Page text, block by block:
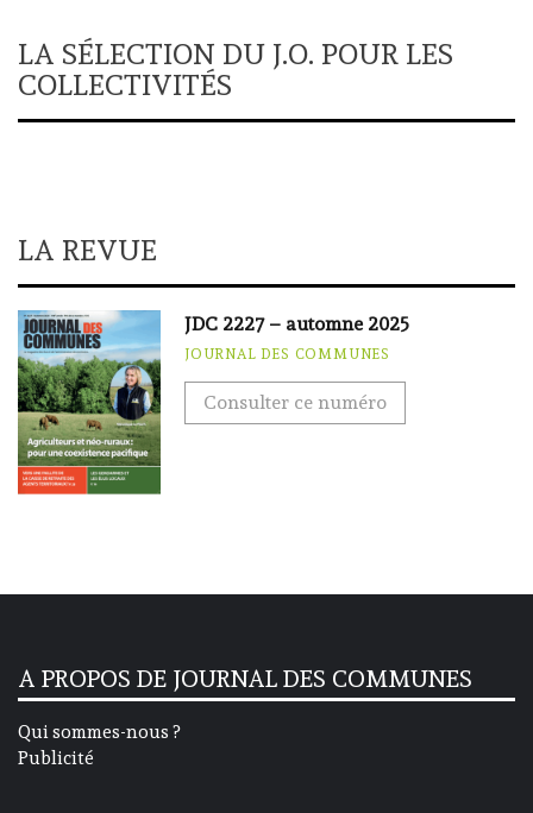
LA SÉLECTION DU J.O. POUR LES
COLLECTIVITÉS
LA REVUE
JDC 2227 – automne 2025
JOURNAL DES COMMUNES
Consulter ce numéro
A PROPOS DE JOURNAL DES COMMUNES
Qui sommes-nous ?
Publicité